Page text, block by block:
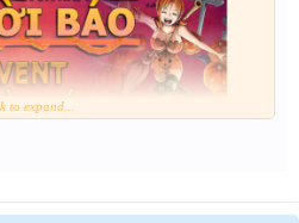
30 bài viết trở lên trên diễn
to expand...